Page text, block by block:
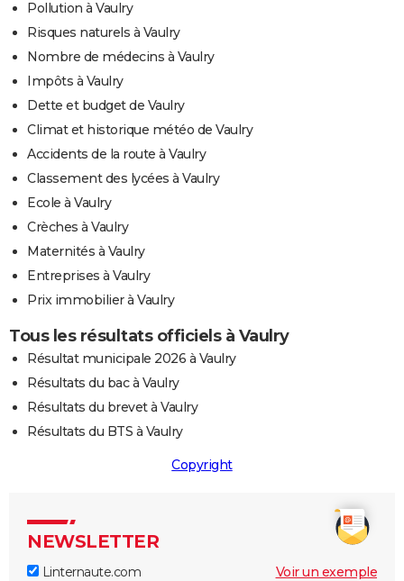
Pollution à Vaulry
Risques naturels à Vaulry
Nombre de médecins à Vaulry
Impôts à Vaulry
Dette et budget de Vaulry
Climat et historique météo de Vaulry
Accidents de la route à Vaulry
Classement des lycées à Vaulry
Ecole à Vaulry
Crèches à Vaulry
Maternités à Vaulry
Entreprises à Vaulry
Prix immobilier à Vaulry
Tous les résultats officiels à Vaulry
Résultat municipale 2026 à Vaulry
Résultats du bac à Vaulry
Résultats du brevet à Vaulry
Résultats du BTS à Vaulry
Copyright
NEWSLETTER
Linternaute.com Voir un exemple